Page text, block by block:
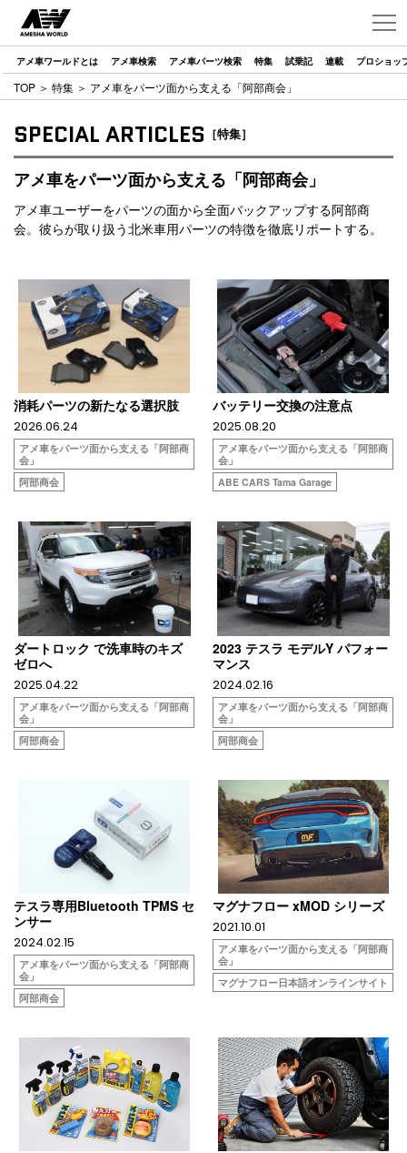
アメ車ワールドとは アメ車検索 アメ車パーツ検索 特集 試乗記 連載 プロショッ
TOP ＞ 特集 ＞ アメ車をパーツ面から支える「阿部商会」
SPECIAL ARTICLES ［特集］
アメ車をパーツ面から支える「阿部商会」
アメ車ユーザーをパーツの面から全面バックアップする阿部商
会。彼らが取り扱う北米車用パーツの特徴を徹底リポートする。
消耗パーツの新たなる選択肢
2026.06.24
アメ車をパーツ面から支える「阿部商
会」
阿部商会
バッテリー交換の注意点
2025.08.20
アメ車をパーツ面から支える「阿部商
会」
ABE CARS Tama Garage
ダートロック で洗車時のキズ
ゼロへ
2025.04.22
アメ車をパーツ面から支える「阿部商
会」
阿部商会
2023 テスラ モデルY パフォー
マンス
2024.02.16
アメ車をパーツ面から支える「阿部商
会」
阿部商会
テスラ専用Bluetooth TPMS セ
ンサー
2024.02.15
アメ車をパーツ面から支える「阿部商
会」
阿部商会
マグナフロー xMOD シリーズ
2021.10.01
アメ車をパーツ面から支える「阿部商
会」
マグナフロー日本語オンラインサイト